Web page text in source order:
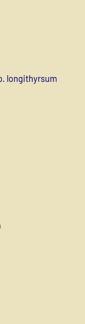
longithyrsum